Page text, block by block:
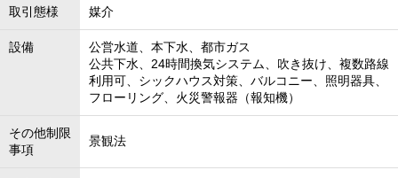
取引態様 媒介
設備
公営水道、本下水、都市ガス
公共下水、24時間換気システム、吹き抜け、複数路線
利用可、シックハウス対策、バルコニー、照明器具、
フローリング、火災警報器（報知機）
その他制限
事項
景観法